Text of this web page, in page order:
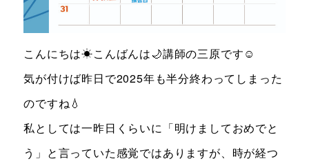
WEB予約はこちら
こんにちは☀こんばんは🌙講師の三原です☺
気が付けば昨日で2025年も半分終わってしまった
のですね💧
私としては一昨日くらいに「明けましておめでと
う」と言っていた感覚ではありますが、時が経つ